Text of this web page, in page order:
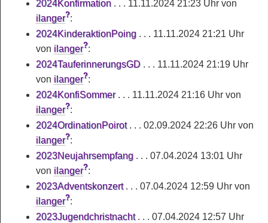
2024Konfirmation . . . 11.11.2024 21:23 Uhr von
ilanger?:
2024KinderaktionPoing . . . 11.11.2024 21:21 Uhr
von ilanger?:
2024TauferinnerungsGD . . . 11.11.2024 21:19 Uhr
von ilanger?:
2024KonfiSommer. . . 11.11.2024 21:16 Uhr von
ilanger?:
2024OrdinationPoirot. . . 02.09.2024 22:26 Uhr von
ilanger?:
2023Neujahrsempfang . . . 07.04.2024 13:01 Uhr
von ilanger?:
2023Adventskonzert. . . 07.04.2024 12:59 Uhr von
ilanger?:
2023Jugendchristnacht. . . 07.04.2024 12:57 Uhr